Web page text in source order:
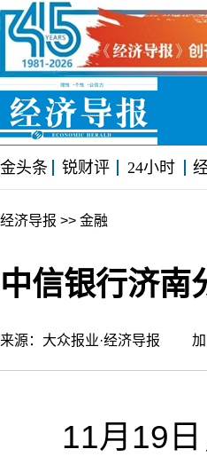
金头条 锐财评 24小时
经济导报 >> 金融
中信银行济南
来源：大众报业·经济导报
11月19日